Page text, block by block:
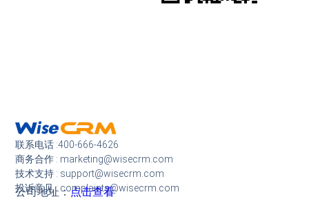
联系电话 :400-666-4626
商务合作 : marketing@wisecrm.com
技术支持 : support@wisecrm.com
投诉意见 : complaints@wisecrm.com
公司地址：点击查看